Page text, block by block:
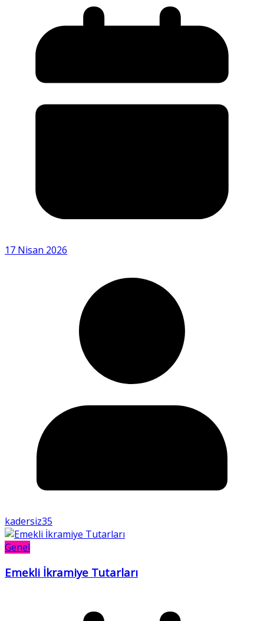
17 Nisan 2026
kadersiz35
Genel
Emekli İkramiye Tutarları